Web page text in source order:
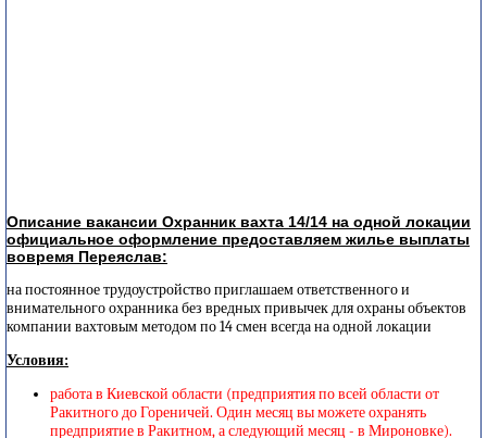
Описание вакансии Охранник вахта 14/14 на одной локации
официальное оформление предоставляем жилье выплаты
вовремя Переяслав:
на постоянное трудоустройство приглашаем ответственного и
внимательного охранника без вредных привычек для охраны объектов
компании вахтовым методом по 14 смен всегда на одной локации
Условия:
работа в Киевской области (предприятия по всей области от
Ракитного до Гореничей. Один месяц вы можете охранять
предприятие в Ракитном, а следующий месяц - в Мироновке).